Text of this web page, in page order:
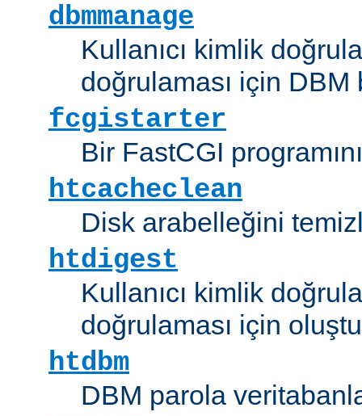
dbmmanage
Kullanıcı kimlik
doğrulaması için
fcgistarter
Bir FastCGI programını
htcacheclean
Disk arabelleğini
htdigest
Kullanıcı kimlik
doğrulaması için
htdbm
DBM parola